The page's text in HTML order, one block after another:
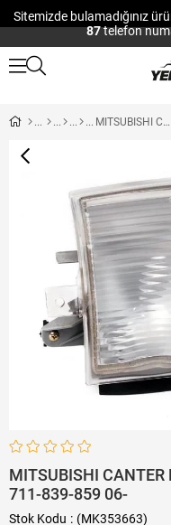
Sitemizde bulamadığınız
87telefon
MITSUBISHI CANTER FUSO FAR YANI SİNYAL SOL 711-839-859 06-
MITSUBISHI CANTER
711-839-859 06-
Stok Kodu (MK353663)